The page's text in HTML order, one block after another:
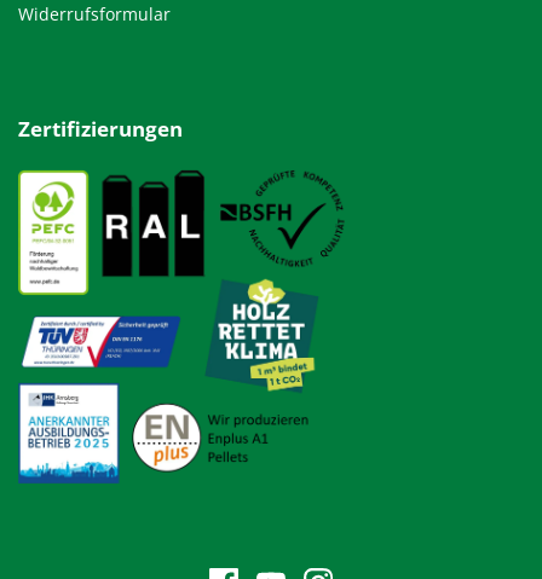
Widerrufsformular
Zertifizierungen